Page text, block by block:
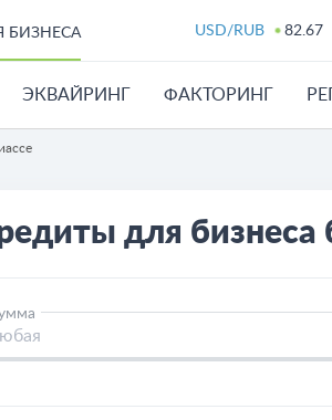
БИЗНЕСА USD/RUB 82.67
ЭКВАЙРИНГ ФАКТОРИНГ
для бизнеса